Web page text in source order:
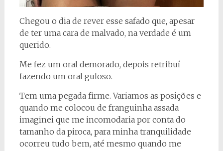
Chegou o dia de rever esse safado que, apesar
de ter uma cara de malvado, na verdade é um
querido.
Me fez um oral demorado, depois retribuí
fazendo um oral guloso.
Tem uma pegada firme. Variamos as posições e
quando me colocou de franguinha assada
imaginei que me incomodaria por conta do
tamanho da piroca, para minha tranquilidade
ocorreu tudo bem, até mesmo quando me